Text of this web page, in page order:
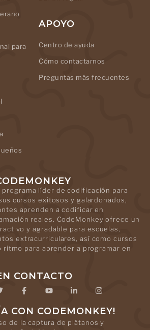
para
APOYO
Centro de ayuda
Cómo contactarnos
Preguntas más frecuentes
programa líder de codificación para
cursos exitosos y galardonados,
aprenden a codificar en
reales. CodeMonkey ofrece un
y agradable para escuelas,
extracurriculares, así como cursos
ritmo para aprender a programar en
CONTACTO
CON CODEMONKEY!
de la captura de plátanos y